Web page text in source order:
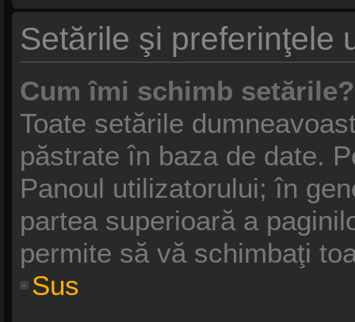
Setările şi preferinţele
Cum îmi schimb setările?
Toate setările
păstrate în baza de date.
Panoul utilizatorului; în
partea superioară a
permite să vă schimbaţi
Sus